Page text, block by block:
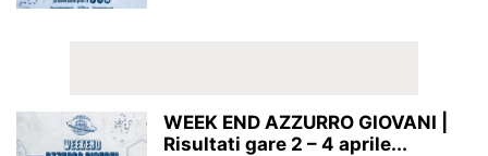
WEEK END AZZURRO GIOVANI |
Risultati gare 2 – 4 aprile...